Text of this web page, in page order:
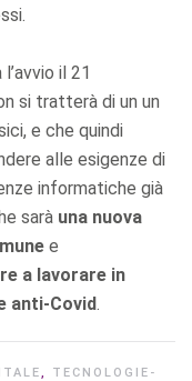
il 21
si tratterà di un un
e che quindi
alle esigenze di
informatiche già
sarà una nuova
e
a lavorare in
anti-Covid.
, TECNOLOGIE-